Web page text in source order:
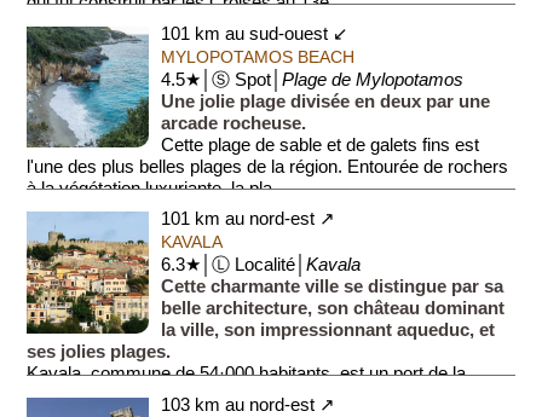
101 km au sud-ouest ↙
MYLOPOTAMOS BEACH
4.5★│Ⓢ Spot│Plage de Mylopotamos
Une jolie plage divisée en deux par une
arcade rocheuse.
Cette plage de sable et de galets fins est
l'une des plus belles plages de la région. Entourée de rochers
à la végétation luxuriante, la pla...
101 km au nord-est ↗
KAVALA
6.3★│Ⓛ Localité│Kavala
Cette charmante ville se distingue par sa
belle architecture, son château dominant
la ville, son impressionnant aqueduc, et
ses jolies plages.
Kavala, commune de 54·000 habitants, est un port de la...
103 km au nord-est ↗